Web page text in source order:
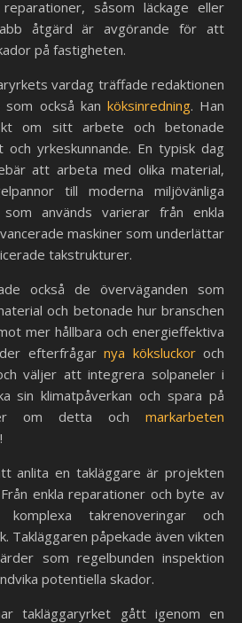
såsom läckage eller
åtgärd är avgörande för att
på fastigheten.
vardag träffade redaktionen
också kan köksinredning. Han
om sitt arbete och betonade
och yrkeskunnande. En typisk dag
att arbeta med olika material,
till moderna miljövänliga
används varierar från enkla
maskiner som underlättar
takstrukturer.
också de överväganden som
och betonade hur branschen
mer hållbara och energieffektiva
efterfrågar nya köksluckoroch
väljer att integrera solpaneler i
sin klimatpåverkan och spara på
om detta och markarbeten
anlita en takläggare är projekten
enkla reparationer och byte av
takrenoveringar och
Takläggaren påpekade även vikten
som regelbunden inspektion
potentiella skador.
takläggaryrket gått igenom en